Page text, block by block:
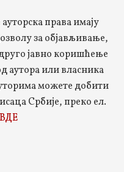
права имају
за објављивање,
јавно коришћење
аутора или власника
можете добити
Србије, преко ел.